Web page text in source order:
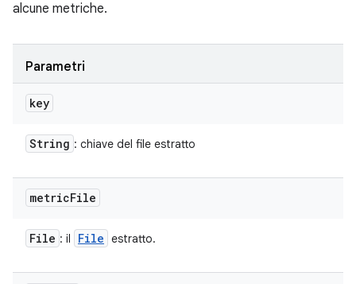
alcune metriche.
Parametri
key
String : chiave del file estratto
metricFile
File : il File estratto.